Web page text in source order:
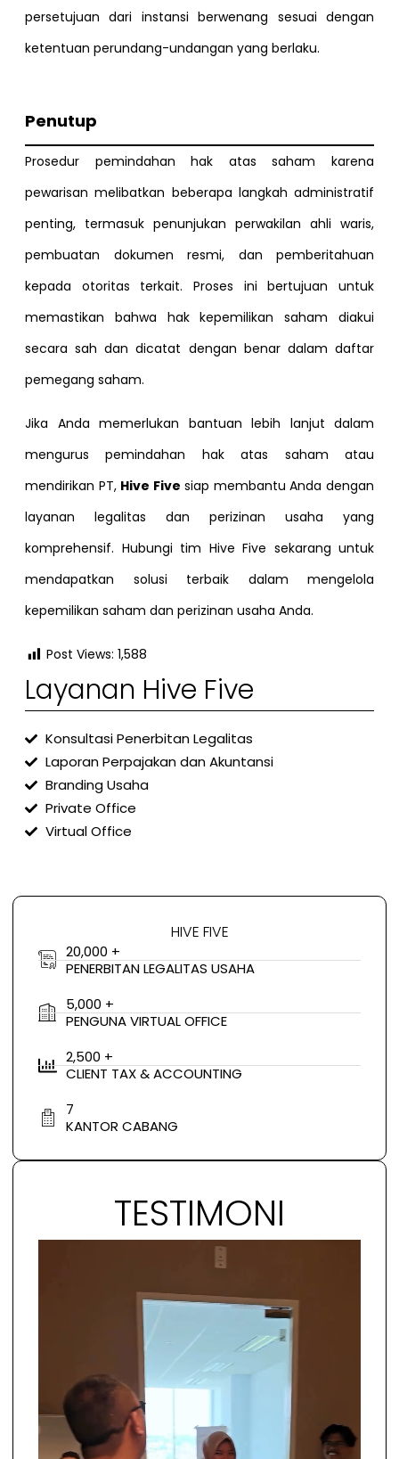
persetujuan dari instansi berwenang sesuai dengan
ketentuan perundang-undangan yang berlaku.
Penutup
Prosedur pemindahan hak atas saham karena
pewarisan melibatkan beberapa langkah administratif
penting, termasuk penunjukan perwakilan ahli waris,
pembuatan dokumen resmi, dan pemberitahuan
kepada otoritas terkait. Proses ini bertujuan untuk
memastikan bahwa hak kepemilikan saham diakui
secara sah dan dicatat dengan benar dalam daftar
pemegang saham.
Jika Anda memerlukan bantuan lebih lanjut dalam
mengurus pemindahan hak atas saham atau
mendirikan PT, Hive Five siap membantu Anda dengan
layanan legalitas dan perizinan usaha yang
komprehensif. Hubungi tim Hive Five sekarang untuk
mendapatkan solusi terbaik dalam mengelola
kepemilikan saham dan perizinan usaha Anda.
Post Views: 1,588
Layanan Hive Five
Konsultasi Penerbitan Legalitas
Laporan Perpajakan dan Akuntansi
Branding Usaha
Private Office
Virtual Office
HIVE FIVE
20,000 +
PENERBITAN LEGALITAS USAHA
5,000 +
PENGUNA VIRTUAL OFFICE
2,500 +
CLIENT TAX & ACCOUNTING
7
KANTOR CABANG
TESTIMONI